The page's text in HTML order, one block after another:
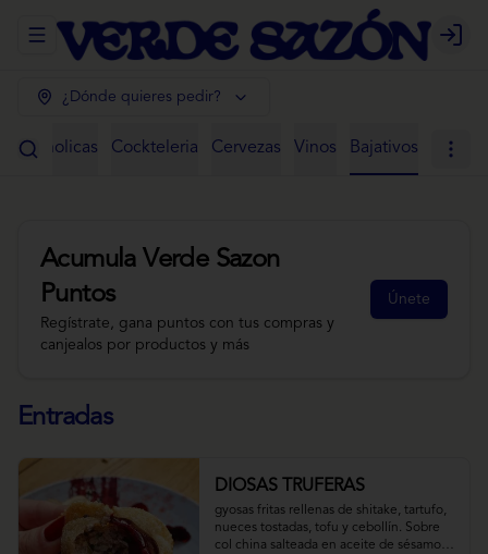
Abrir menu de navegación Login
¿Dónde quieres pedir?
Alcoholicas Cockteleria Cervezas Vinos Bajativos
Acumula Verde Sazon
Puntos
Regístrate, gana puntos con tus compras y
canjealos por productos y más
Únete
Entradas
DIOSAS TRUFERAS
gyosas fritas rellenas de shitake, tartufo,
nueces tostadas, tofu y cebollín. Sobre
col china salteada en aceite de sésamo,